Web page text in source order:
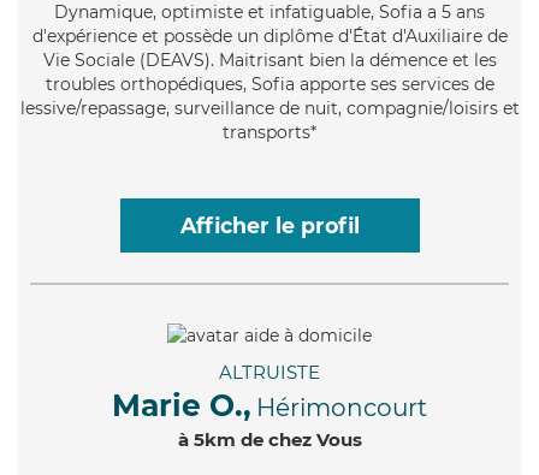
Dynamique, optimiste et infatiguable, Sofia a 5 ans
d'expérience et possède un diplôme d'État d'Auxiliaire de
Vie Sociale (DEAVS). Maitrisant bien la démence et les
troubles orthopédiques, Sofia apporte ses services de
lessive/repassage, surveillance de nuit, compagnie/loisirs et
transports*
Afficher le profil
ALTRUISTE
Marie O., Hérimoncourt
à 5km de chez Vous